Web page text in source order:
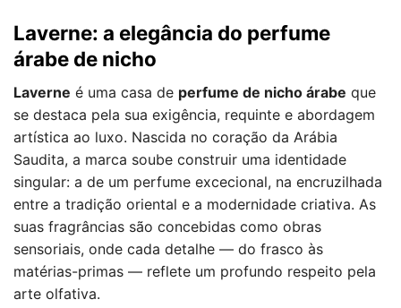
Laverne: a elegância do perfume
árabe de nicho
Laverne é uma casa de perfume de nicho árabe que
se destaca pela sua exigência, requinte e abordagem
artística ao luxo. Nascida no coração da Arábia
Saudita, a marca soube construir uma identidade
singular: a de um perfume excecional, na encruzilhada
entre a tradição oriental e a modernidade criativa. As
suas fragrâncias são concebidas como obras
sensoriais, onde cada detalhe — do frasco às
matérias-primas — reflete um profundo respeito pela
arte olfativa.